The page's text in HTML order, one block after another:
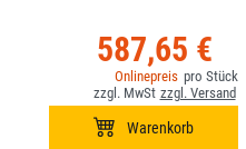
587,65 €